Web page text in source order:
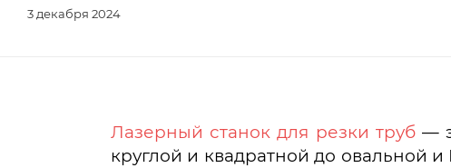
3 декабря 2024
Лазерный станок для резки труб—
круглой и квадратной до овальной